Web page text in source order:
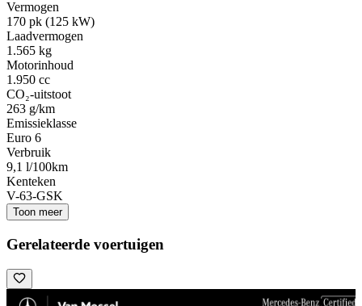
Vermogen
170 pk (125 kW)
Laadvermogen
1.565 kg
Motorinhoud
1.950 cc
CO₂-uitstoot
263 g/km
Emissieklasse
Euro 6
Verbruik
9,1 l/100km
Kenteken
V-63-GSK
Toon meer
Gerelateerde voertuigen